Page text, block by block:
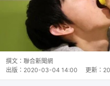
撰文： 聯合新聞網
出版： 2020-03-04 14:00 更新：